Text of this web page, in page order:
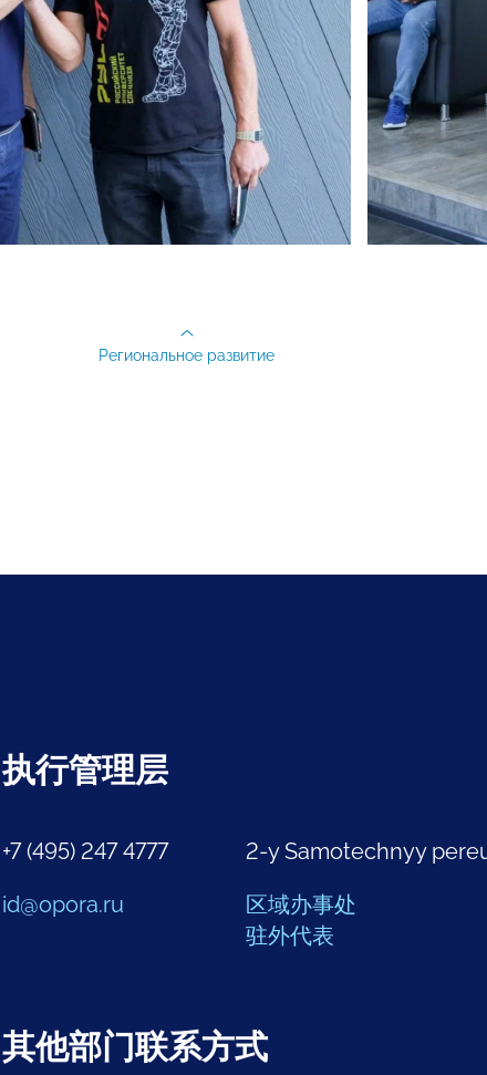
Региональное развитие
执行管理层
+7 (495) 247 4777
id@opora.ru
2-y Samotechnyy
区域办事处
驻外代表
其他部门联系方式